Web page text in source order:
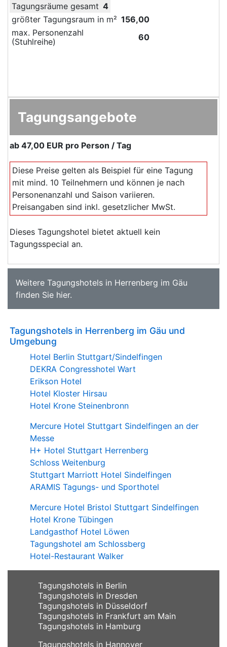
Tagungsräume gesamt 4
größter Tagungsraum in m² 156,00
max. Personenzahl
(Stuhlreihe)
60
Tagungsangebote
ab 47,00 EUR pro Person / Tag
Diese Preise gelten als Beispiel für eine Tagung
mit mind. 10 Teilnehmern und können je nach
Personenanzahl und Saison variieren.
Preisangaben sind inkl. gesetzlicher MwSt.
Dieses Tagungshotel bietet aktuell kein
Tagungsspecial an.
Weitere Tagungshotels in Herrenberg im Gäu
finden Sie hier.
Tagungshotels in Herrenberg im Gäu und
Umgebung
Hotel Berlin Stuttgart/Sindelfingen
DEKRA Congresshotel Wart
Erikson Hotel
Hotel Kloster Hirsau
Hotel Krone Steinenbronn
Mercure Hotel Stuttgart Sindelfingen an der
Messe
H+ Hotel Stuttgart Herrenberg
Schloss Weitenburg
Stuttgart Marriott Hotel Sindelfingen
ARAMIS Tagungs- und Sporthotel
Mercure Hotel Bristol Stuttgart Sindelfingen
Hotel Krone Tübingen
Landgasthof Hotel Löwen
Tagungshotel am Schlossberg
Hotel-Restaurant Walker
Tagungshotels in Berlin
Tagungshotels in Dresden
Tagungshotels in Düsseldorf
Tagungshotels in Frankfurt am Main
Tagungshotels in Hamburg
Tagungshotels in Hannover